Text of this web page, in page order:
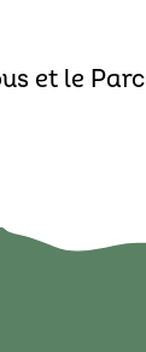
et le Parc